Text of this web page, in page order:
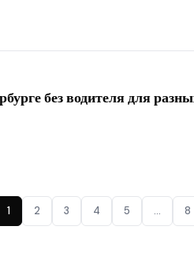
без водителя для
1 2 3 4 5 … 8